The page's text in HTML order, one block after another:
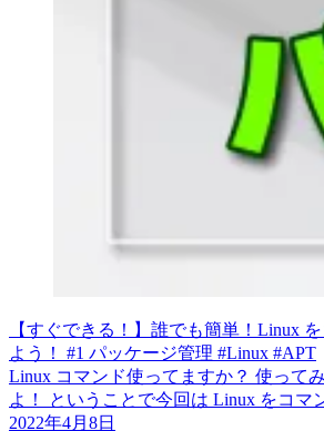
【すぐできる！】誰でも簡単！Linux
よう！ #1 パッケージ管理 #Linux #APT
Linux コマンド使ってますか？ 使って
よ！ ということで今回は Linux をコ
2022年4月8日